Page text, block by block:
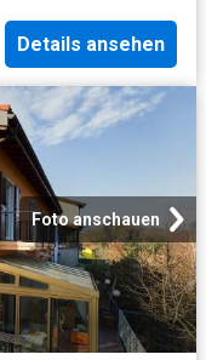
Details ansehen
Foto anschauen